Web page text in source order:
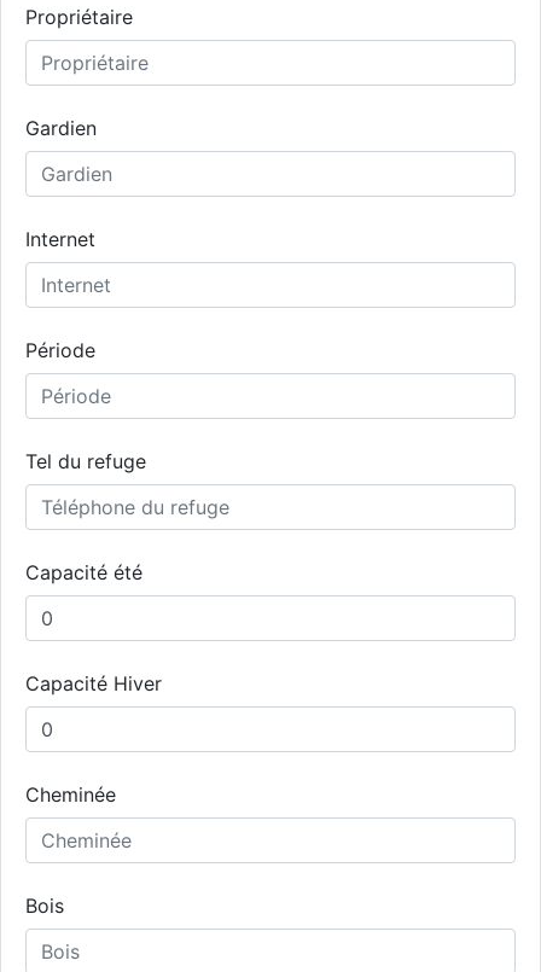
Propriétaire
Gardien
Internet
Période
Tel du refuge
Capacité été
Capacité Hiver
Cheminée
Bois